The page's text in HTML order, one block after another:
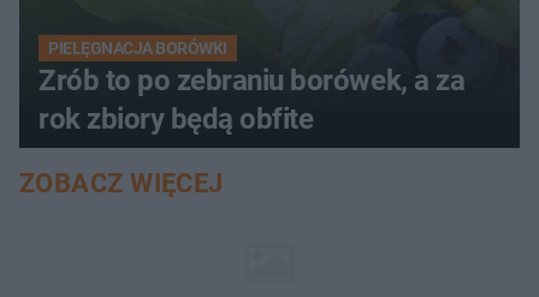
PIELĘGNACJA BORÓWKI
Zrób to po zebraniu borówek, a za
rok zbiory będą obfite
ZOBACZ WIĘCEJ